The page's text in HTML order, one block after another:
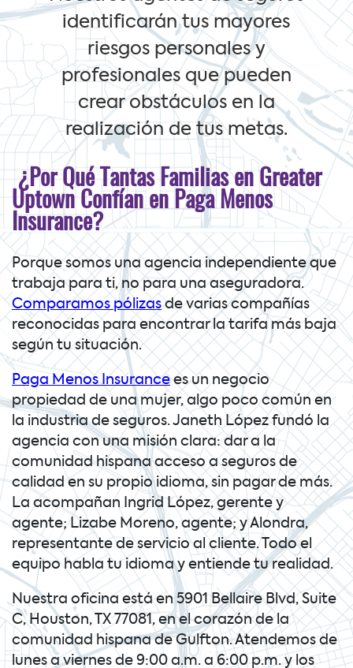
identificarán tus mayores
riesgos personales y
profesionales que pueden
crear obstáculos en la
realización de tus metas.
¿Por Qué Tantas Familias en Greater
Uptown Confían en Paga Menos
Insurance?
Porque somos una agencia independiente que
trabaja para ti, no para una aseguradora.
Comparamos pólizasde varias compañías
reconocidas para encontrar la tarifa más baja
según tu situación.
Paga Menos Insurancees un negocio
propiedad de una mujer, algo poco común en
la industria de seguros. Janeth López fundó la
agencia con una misión clara: dar a la
comunidad hispana acceso a seguros de
calidad en su propio idioma, sin pagar de más.
La acompañan Ingrid López, gerente y
agente; Lizabe Moreno, agente; y Alondra,
representante de servicio al cliente. Todo el
equipo habla tu idioma y entiende tu realidad.
Nuestra oficina está en 5901 Bellaire Blvd, Suite
C, Houston, TX 77081, en el corazón de la
comunidad hispana de Gulfton. Atendemos de
lunes a viernes de 9:00 a.m. a 6:00 p.m. y los